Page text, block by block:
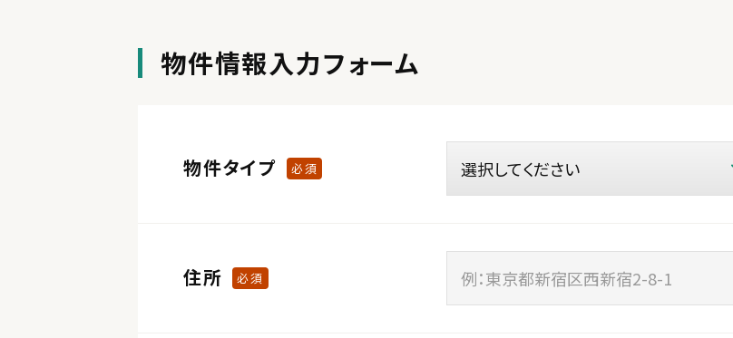
物件情報入力フォーム
物件タイプ 必須
住所 必須